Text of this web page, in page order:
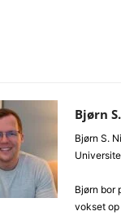
Bjørn
Bjørn S.
Bjørn bor
vokset op